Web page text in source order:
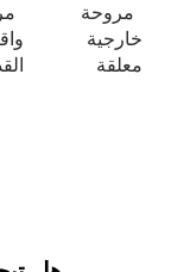
مروحة
خارجية
معلقة